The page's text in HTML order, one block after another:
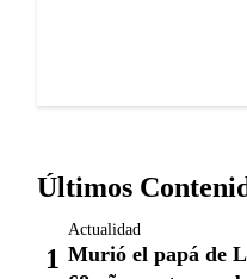
Últimos
Actualidad
Murió el papá de